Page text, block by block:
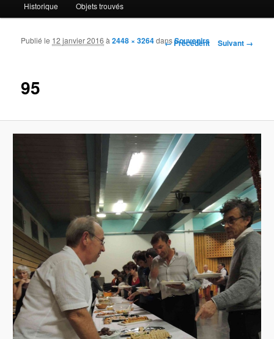
Historique Objets trouvés
Navigation des images
← Précédent Suivant →
95
Publié le 12 janvier 2016 à2448 × 3264dansSouvenirs